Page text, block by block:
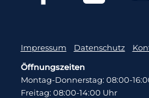
Impressum Datenschutz
Öffnungszeiten
Montag-Donnerstag: 08:00-
Freitag: 08:00-14:00 Uhr